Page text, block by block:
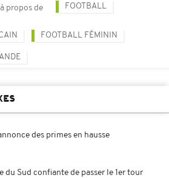
propos de FOOTBALL
FOOTBALL FÉMININ
des primes en hausse
Sud confiante de passer le 1er tour